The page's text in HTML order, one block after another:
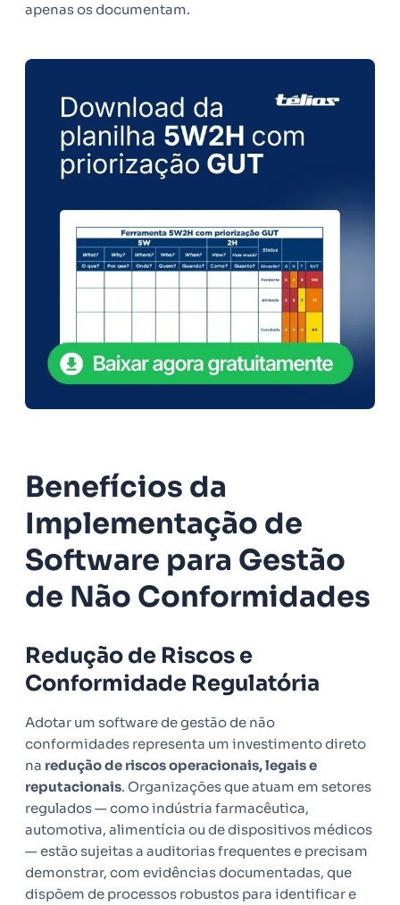
apenas os documentam.
Benefícios da
Implementação de
Software para Gestão
de Não Conformidades
Redução de Riscos e
Conformidade Regulatória
Adotar um software de gestão de não
conformidades representa um investimento direto
na redução de riscos operacionais, legais e
reputacionais. Organizações que atuam em setores
regulados — como indústria farmacêutica,
automotiva, alimentícia ou de dispositivos médicos
— estão sujeitas a auditorias frequentes e precisam
demonstrar, com evidências documentadas, que
dispõem de processos robustos para identificar e